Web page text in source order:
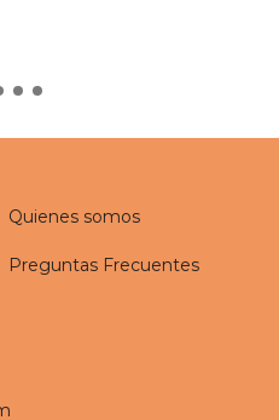
Quienes somos
Preguntas Frecuentes